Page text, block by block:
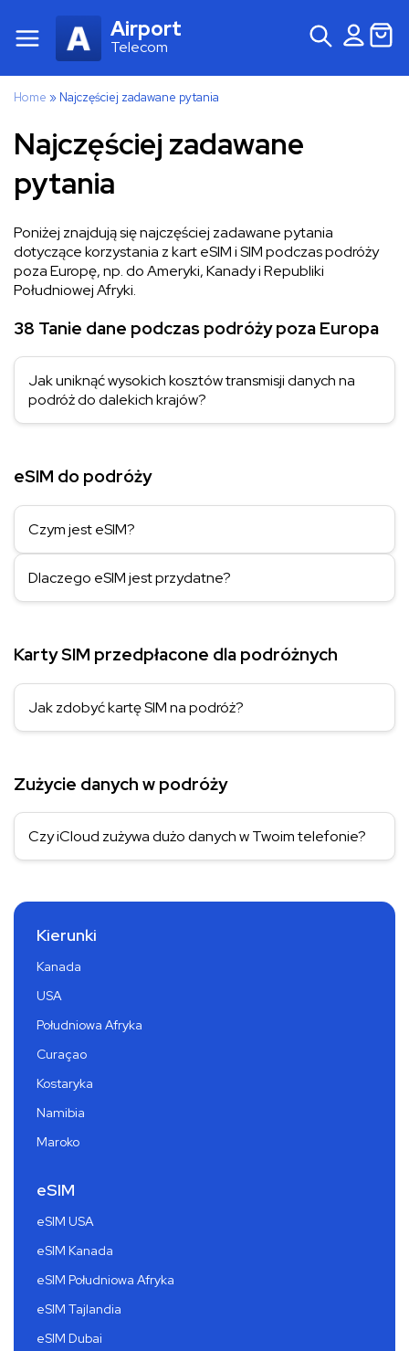
Airport
Telecom
Home » Najczęściej zadawane pytania
Najczęściej zadawane
pytania
Poniżej znajdują się najczęściej zadawane pytania
dotyczące korzystania z kart eSIM i SIM podczas podróży
poza Europę, np. do Ameryki, Kanady i Republiki
Południowej Afryki.
38 Tanie dane podczas podróży poza Europa
Jak uniknąć wysokich kosztów transmisji danych na
podróż do dalekich krajów?
eSIM do podróży
Czym jest eSIM?
Dlaczego eSIM jest przydatne?
Karty SIM przedpłacone dla podróżnych
Jak zdobyć kartę SIM na podróż?
Zużycie danych w podróży
Czy iCloud zużywa dużo danych w Twoim telefonie?
Kierunki
Kanada
USA
Południowa Afryka
Curaçao
Kostaryka
Namibia
Maroko
eSIM
eSIM USA
eSIM Kanada
eSIM Południowa Afryka
eSIM Tajlandia
eSIM Dubai